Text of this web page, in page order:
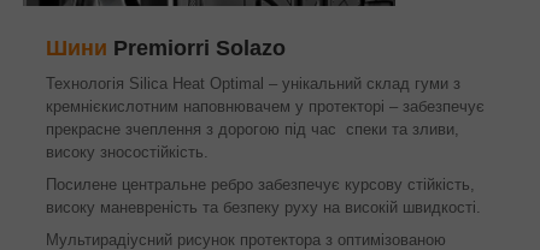
Шини Premiorri Solazo
Технологія Silica Heat Optimal – унікальний склад гуми з
кремнієкислотним наповнювачем у протекторі – забезпечує
прекрасне зчеплення з дорогою під час спеки та зливи,
високу зносостійкість.
Посилене центральне ребро забезпечує курсову стійкість,
високу маневреність та безпеку руху на високій швидкості.
Мультирадіусний рисунок протектора з оптимізованою